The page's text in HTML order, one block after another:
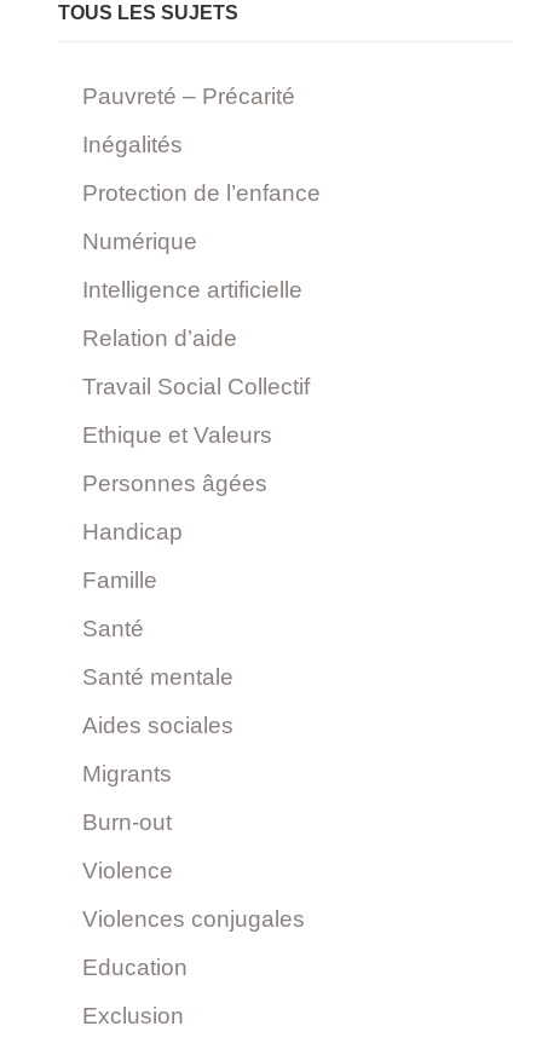
TOUS LES SUJETS
Pauvreté – Précarité
Inégalités
Protection de l’enfance
Numérique
Intelligence artificielle
Relation d’aide
Travail Social Collectif
Ethique et Valeurs
Personnes âgées
Handicap
Famille
Santé
Santé mentale
Aides sociales
Migrants
Burn-out
Violence
Violences conjugales
Education
Exclusion